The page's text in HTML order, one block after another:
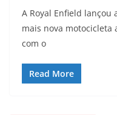
A Royal Enfield lançou
mais nova motocicleta
com o
Read More